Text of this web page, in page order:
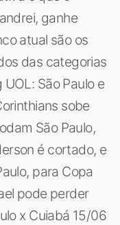
ganhe
atual são os
das categorias
São Paulo e
sobe
São Paulo,
é cortado, e
para Copa
pode perder
x Cuiabá 15/06